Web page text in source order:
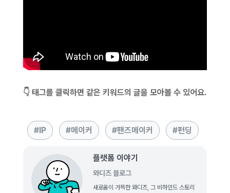
👇 태그를 클릭하면 같은 키워드의 글을 모아볼 수 있어요.
IP 메이커 팬즈메이커 펀딩
플랫폼 이야기
와디즈 블로그
새로움이 가득한 와디즈, 그 비하인드 스토리